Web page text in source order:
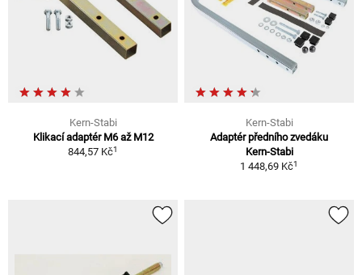
Kern-Stabi
Klikací adaptér M6 až M12
844,57 Kč1
Kern-Stabi
Adaptér předního zvedáku
Kern-Stabi
1 448,69 Kč1